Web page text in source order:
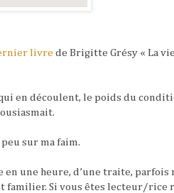
livre de Brigitte Grésy « La
en découlent, le poids du
sur ma faim.
en une heure, d’une traite, parfois
familier. Si vous êtes lecteur/rice